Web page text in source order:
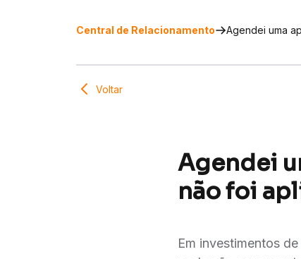
Central de Relacionamento Agendei uma
Voltar
Agendei
não foi
Em investimentos de